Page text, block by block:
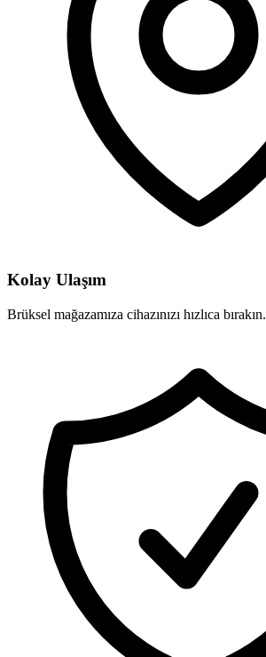
Kolay Ulaşım
Brüksel mağazamıza cihazınızı hızlıca bırakın.